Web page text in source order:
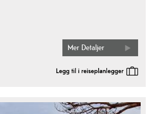
Mer Detaljer